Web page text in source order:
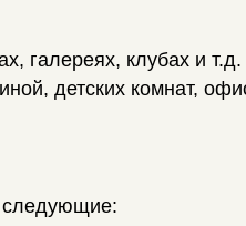
галереях, клубах и
детских комнат,
следующие: